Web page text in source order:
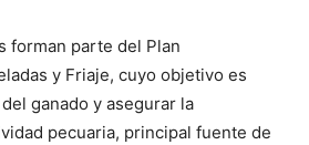
forman parte del Plan
y Friaje, cuyo objetivo es
ganado y asegurar la
pecuaria, principal fuente de